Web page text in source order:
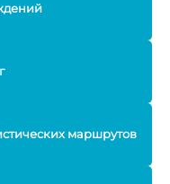
маршрутов